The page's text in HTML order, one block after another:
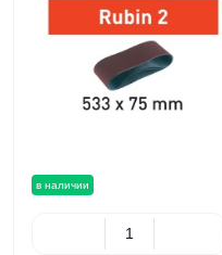
в наличии